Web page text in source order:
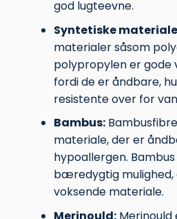
god lugteevne.
Syntetiske
materialer såsom
polypropylen er gode
fordi de er åndbare,
resistente over for
Bambus:
materiale, der er
hypoallergen.
bæredygtig
voksende materiale.